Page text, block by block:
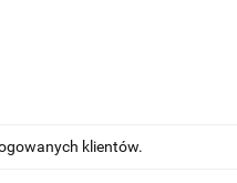
klientów.